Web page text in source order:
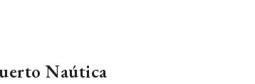
Naútica